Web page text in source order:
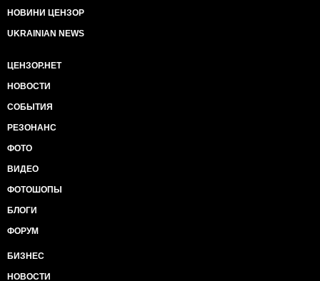
НОВИНИ ЦЕНЗОР
UKRAINIAN NEWS
ЦЕНЗОР.НЕТ
НОВОСТИ
СОБЫТИЯ
РЕЗОНАНС
ФОТО
ВИДЕО
ФОТОШОПЫ
БЛОГИ
ФОРУМ
БИЗНЕС
НОВОСТИ